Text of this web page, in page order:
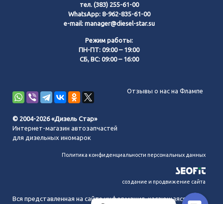
тел. (383) 255-61-00
WhatsApp: 8-962-835-61-00
e-mail: manager@diesel-star.su
Режим работы:
ПН-ПТ: 09:00 – 19:00
СБ, ВС: 09:00 – 16:00
Отзывы о нас на Флампе
© 2004-2026 «Дизель Стар»
Интернет-магазин автозапчастей
для дизельных иномарок
Политика конфиденциальности персональных данных
создание и продвижение сайта
Вся представленная на сайте информация, касающаяся